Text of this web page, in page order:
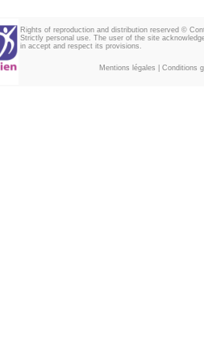
Rights of reproduction and distribution reserved ©
Strictly personal use. The user of the site
in accept and respect its provisions.
Mentions légales Conditions